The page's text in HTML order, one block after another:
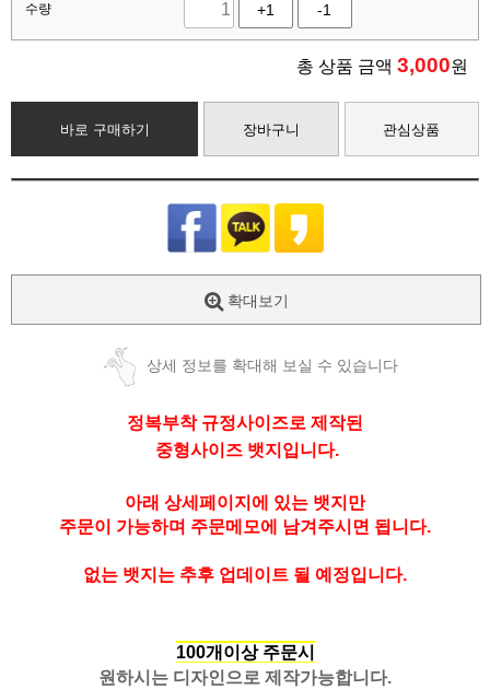
수량 +1 -1
총 상품 금액 3,000원
바로 구매하기 장바구니 관심상품
확대보기
상세 정보를 확대해 보실 수 있습니다
정복부착 규정사이즈로 제작된
중형사이즈 뱃지입니다.
아래 상세페이지에 있는 뱃지만
주문이 가능하며 주문메모에 남겨주시면 됩니다.
없는 뱃지는 추후 업데이트 될 예정입니다.
100개이상 주문시
원하시는 디자인으로 제작가능합니다.